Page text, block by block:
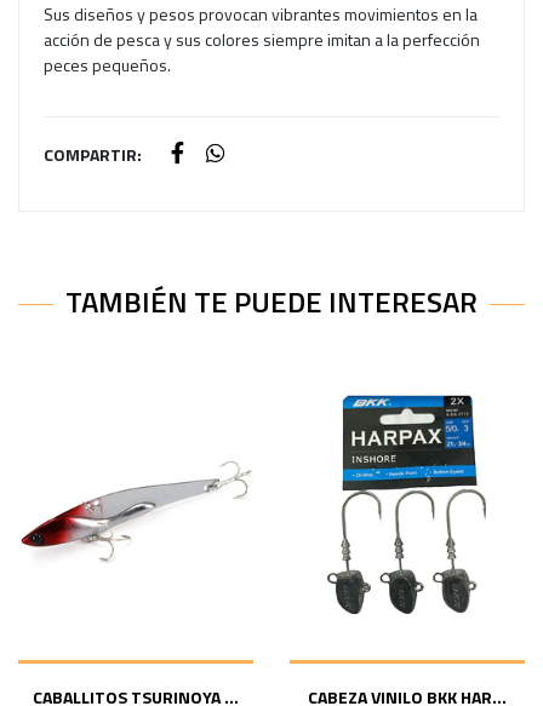
Sus diseños y pesos provocan vibrantes movimientos en la
acción de pesca y sus colores siempre imitan a la perfección
peces pequeños.
COMPARTIR:
TAMBIÉN TE PUEDE INTERESAR
CABALLITOS TSURINOYA ... CABEZA VINILO BKK HAR...